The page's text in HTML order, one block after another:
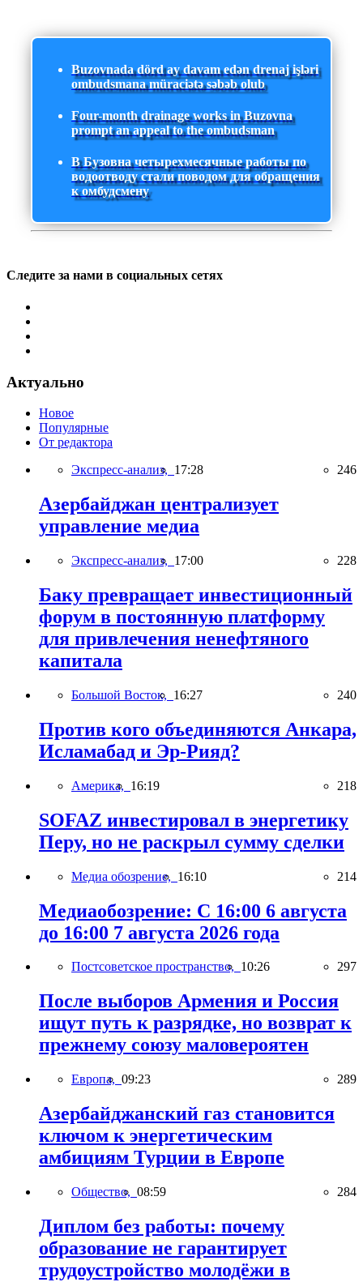
Buzovnada dörd ay davam edən drenaj işləri
ombudsmana müraciətə səbəb olub
Four-month drainage works in Buzovna
prompt an appeal to the ombudsman
В Бузовна четырехмесячные работы по
водоотводу стали поводом для обращения
к омбудсмену
Следите за нами в социальных сетях
Актуально
Новое
Популярные
От редактора
Экспресс-анализ, 17:28 246
Азербайджан централизует
управление медиа
Экспресс-анализ, 17:00 228
Баку превращает инвестиционный
форум в постоянную платформу
для привлечения ненефтяного
капитала
Большой Восток, 16:27 240
Против кого объединяются Анкара,
Исламабад и Эр-Рияд?
Америка, 16:19 218
SOFAZ инвестировал в энергетику
Перу, но не раскрыл сумму сделки
Медиа обозрение, 16:10 214
Медиаобозрение: С 16:00 6 августа
до 16:00 7 августа 2026 года
Постсоветское пространство, 10:26 297
После выборов Армения и Россия
ищут путь к разрядке, но возврат к
прежнему союзу маловероятен
Европа, 09:23 289
Азербайджанский газ становится
ключом к энергетическим
амбициям Турции в Европе
Общество, 08:59 284
Диплом без работы: почему
образование не гарантирует
трудоустройство молодёжи в